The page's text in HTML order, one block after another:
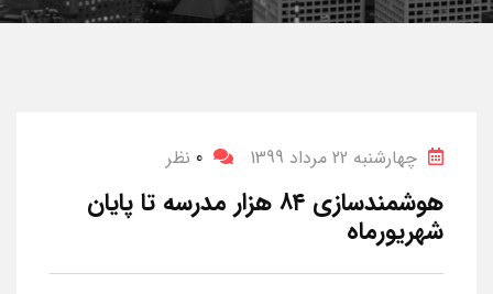
چهارشنبه 22 مرداد 1399 0 نظر
هوشمندسازی ۸۴ هزار مدرسه تا پایان
شهریورماه